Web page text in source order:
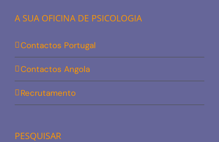
A SUA OFICINA DE PSICOLOGIA
Contactos Portugal
Contactos Angola
Recrutamento
PESQUISAR